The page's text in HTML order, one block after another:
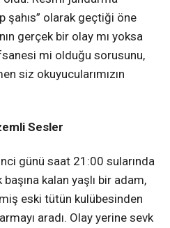
şahıs” olarak geçtiği öne
gerçek bir olay mı yoksa
mi olduğu sorusunu,
siz okuyucularımızın
Sesler
günü saat 21:00 sularında
başına kalan yaşlı bir adam,
eski tütün kulübesinden
aradı. Olay yerine sevk